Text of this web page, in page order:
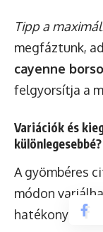
Tipp a
megfáztunk,
cayenne
felgyorsítja a
Variációk és
különlegesebbé?
A gyömbéres
módon
hatékonyabbá